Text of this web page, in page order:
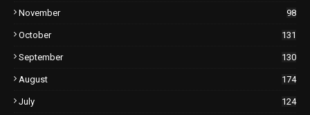
November 98
October 131
September 130
August 174
July 124